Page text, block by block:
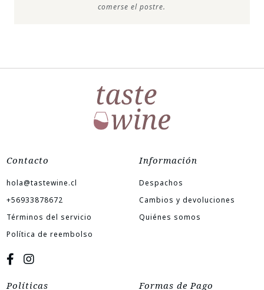
comerse el postre.
Contacto
hola@tastewine.cl
+56933878672
Términos del servicio
Política de reembolso
Información
Despachos
Cambios y devoluciones
Quiénes somos
Políticas Formas de Pago